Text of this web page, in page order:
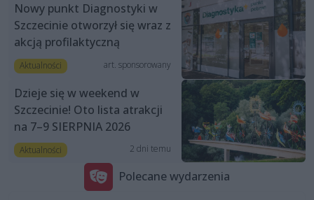
Nowy punkt Diagnostyki w
Szczecinie otworzył się wraz z
akcją profilaktyczną
Aktualności art. sponsorowany
Dzieje się w weekend w
Szczecinie! Oto lista atrakcji
na 7–9 SIERPNIA 2026
Aktualności 2 dni temu
Polecane wydarzenia